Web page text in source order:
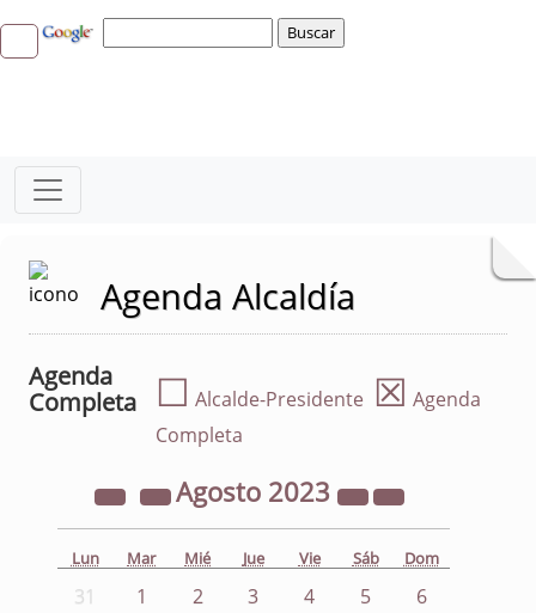
Agenda Alcaldía
Agenda
Completa
☐ Alcalde-Presidente ☒ Agenda
Completa
Agosto 2023
Lun Mar Mié Jue Vie Sáb Dom
31 1 2 3 4 5
6